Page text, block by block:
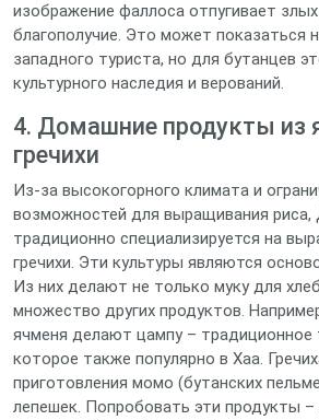
изображение фаллоса отпугивает
благополучие. Это может показаться
западного туриста, но для бутанцев
культурного наследия и верований.
4. Домашние продукты из
гречихи
Из-за высокогорного климата и
возможностей для выращивания риса,
традиционно специализируется на
гречихи. Эти культуры являются
Из них делают не только муку для
множество других продуктов.
ячменя делают цампу –
которое также популярно в Хаа.
приготовления момо (бутанских
лепешек. Попробовать эти продукты –